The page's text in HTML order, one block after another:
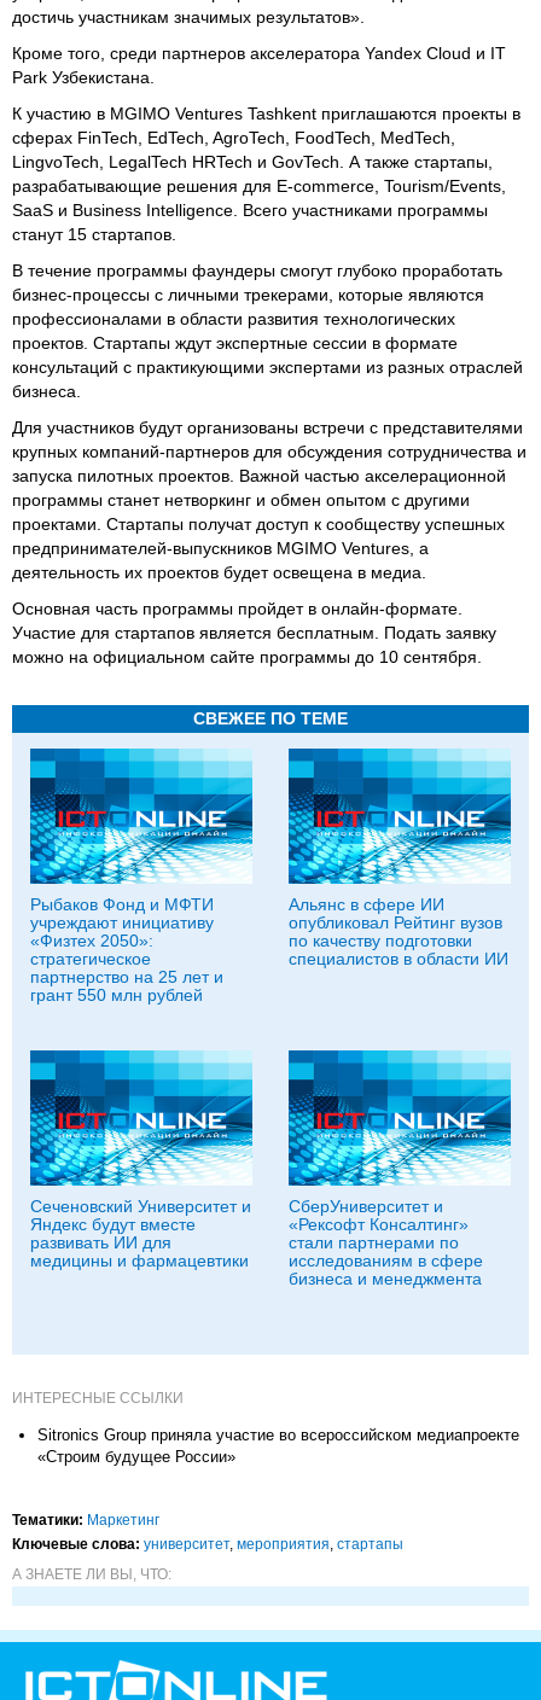
достичь участникам значимых результатов».
Кроме того, среди партнеров акселератора Yandex Cloud и IT
Park Узбекистана.
К участию в MGIMO Ventures Tashkent приглашаются проекты в
сферах FinTech, EdTech, AgroTeсh, FoodTech, MedTech,
LingvoTech, LegalTech HRTech и GovTech. А также стартапы,
разрабатывающие решения для E-commerce, Tourism/Events,
SaaS и Business Intelligence. Всего участниками программы
станут 15 стартапов.
В течение программы фаундеры смогут глубоко проработать
бизнес-процессы с личными трекерами, которые являются
профессионалами в области развития технологических
проектов. Стартапы ждут экспертные сессии в формате
консультаций с практикующими экспертами из разных отраслей
бизнеса.
Для участников будут организованы встречи с представителями
крупных компаний-партнеров для обсуждения сотрудничества и
запуска пилотных проектов. Важной частью акселерационной
программы станет нетворкинг и обмен опытом с другими
проектами. Стартапы получат доступ к сообществу успешных
предпринимателей-выпускников MGIMO Ventures, а
деятельность их проектов будет освещена в медиа.
Основная часть программы пройдет в онлайн-формате.
Участие для стартапов является бесплатным. Подать заявку
можно на официальном сайте программы до 10 сентября.
СВЕЖЕЕ ПО ТЕМЕ
Рыбаков Фонд и МФТИ
учреждают инициативу
«Физтех 2050»:
стратегическое
партнерство на 25 лет и
грант 550 млн рублей
Альянс в сфере ИИ
опубликовал Рейтинг вузов
по качеству подготовки
специалистов в области ИИ
Сеченовский Университет и
Яндекс будут вместе
развивать ИИ для
медицины и фармацевтики
СберУниверситет и
«Рексофт Консалтинг»
стали партнерами по
исследованиям в сфере
бизнеса и менеджмента
ИНТЕРЕСНЫЕ ССЫЛКИ
Sitronics Group приняла участие во всероссийском медиапроекте
«Строим будущее России»
Тематики: Маркетинг
Ключевые слова: университет, мероприятия, стартапы
А ЗНАЕТЕ ЛИ ВЫ, ЧТО: